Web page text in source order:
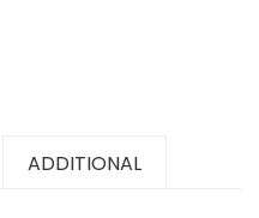
ADDITIONAL